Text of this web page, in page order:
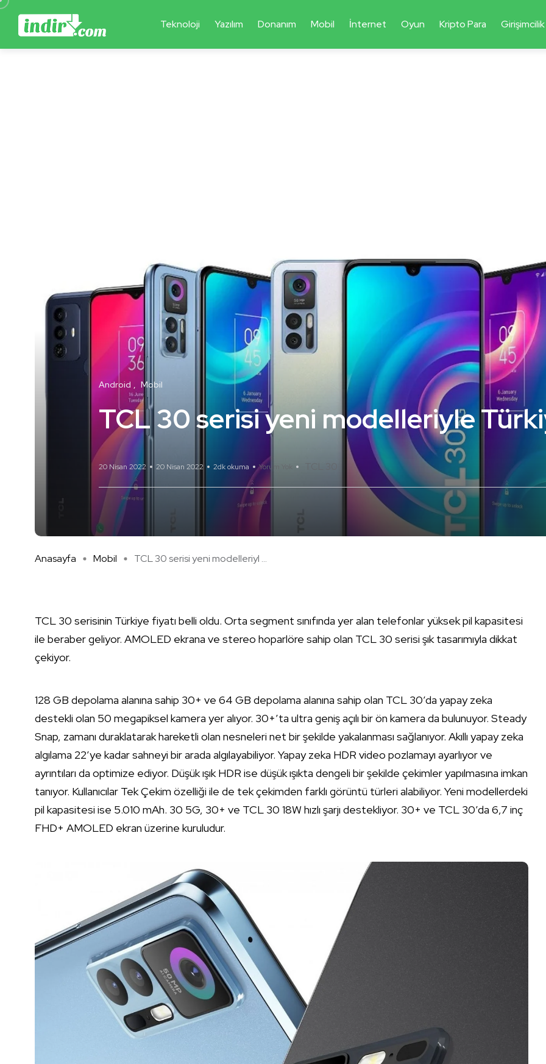
Teknoloji Yazılım Donanım Mobil İnternet Oyun Kripto Para Girişimcilik
Android Mobil
TCL 30 serisi yeni modelleriyle
20 Nisan 2022 20 Nisan 2022 2dk okuma Yorum Yok
Anasayfa Mobil TCL 30 serisi yeni modelleriyl ...
TCL 30 serisinin Türkiye fiyatı belli oldu. Orta segment sınıfında yer alan telefonlar yüksek pil kapasitesi
ile beraber geliyor. AMOLED ekrana ve stereo hoparlöre sahip olan TCL 30 serisi şık tasarımıyla dikkat
çekiyor.
128 GB depolama alanına sahip 30+ ve 64 GB depolama alanına sahip olan TCL 30’da yapay zeka
destekli olan 50 megapiksel kamera yer alıyor. 30+’ta ultra geniş açılı bir ön kamera da bulunuyor. Steady
Snap, zamanı duraklatarak hareketli olan nesneleri net bir şekilde yakalanması sağlanıyor. Akıllı yapay zeka
algılama 22’ye kadar sahneyi bir arada algılayabiliyor. Yapay zeka HDR video pozlamayı ayarlıyor ve
ayrıntıları da optimize ediyor. Düşük ışık HDR ise düşük ışıkta dengeli bir şekilde çekimler yapılmasına imkan
tanıyor. Kullanıcılar Tek Çekim özelliği ile de tek çekimden farklı görüntü türleri alabiliyor. Yeni modellerdeki
pil kapasitesi ise 5.010 mAh. 30 5G, 30+ ve TCL 30 18W hızlı şarjı destekliyor. 30+ ve TCL 30’da 6,7 inç
FHD+ AMOLED ekran üzerine kuruludur.